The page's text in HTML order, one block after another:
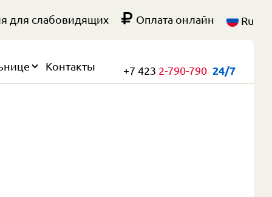
для слабовидящих Оплата онлайн Ru
Контакты +7 423 2-790-790 24/7